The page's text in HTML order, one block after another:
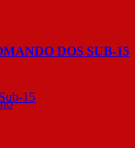
DOS SUB-15
15